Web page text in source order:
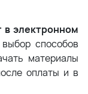
в электронном
способов
материалы
оплаты и в